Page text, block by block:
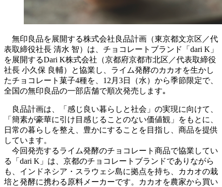
無印良品を展開する株式会社良品計画（東京都文京区／代
表取締役社長 清水 智）は、チョコレートブランド「dari K」
を展開するDari K株式会社（京都府京都市北区／代表取締役
社長 小久保 良輔）と協業し、ライム発酵のカカオを生かし
たチョコレート菓子4種を、12月3日（水）から季節限定で、
全国の無印良品の一部店舗で順次発売します｡
良品計画は、「感じ良い暮らしと社会」の実現に向けて、
「簡素が豪華に引け目感じることのない価値観」をもとに、
日常の暮らしを整え、豊かにすることを目指し、商品を提供
しています。
今回発売するライム発酵のチョコレート商品で協業してい
る「dari K」は、京都のチョコレートブランドでありながら
も、インドネシア・スラウェシ島に拠点を持ち、カカオの栽
培と発酵に携わる原料メーカーです。カカオを農家から買い